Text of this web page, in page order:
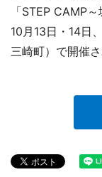
「STEP CAMP
10月13日・14日
三崎町）で開催さ